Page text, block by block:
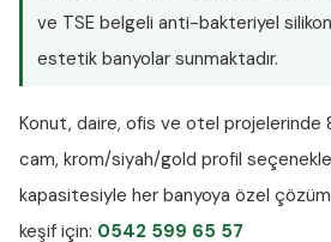
ve TSE belgeli anti-bakteriyel silikon
estetik banyolar sunmaktadır.
Konut, daire, ofis ve otel projelerinde
cam, krom/siyah/gold profil
kapasitesiyle her banyoya özel
keşif için: 0542 599 65 57